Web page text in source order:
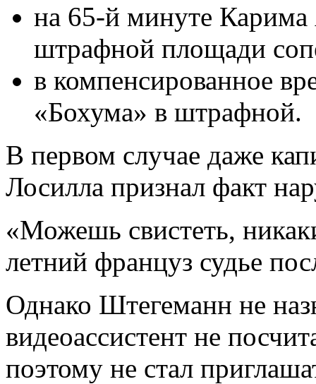
на 65-й минуте
штрафной площади
в компенсированное
«Бохума» в штрафной.
В первом случае даже
Лосилла признал факт
«Можешь свистеть,
летний француз судье
Однако Штегеманн не
видеоассистент не
поэтому не стал